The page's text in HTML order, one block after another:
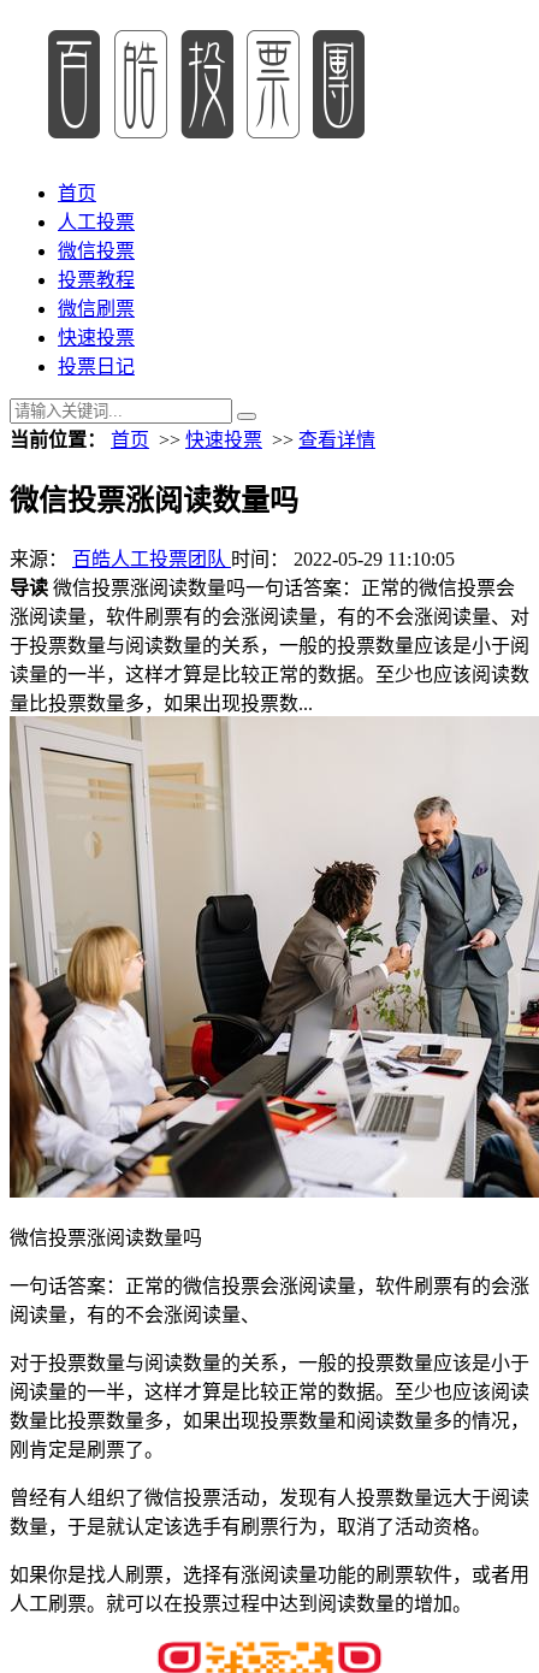
首页
人工投票
微信投票
投票教程
微信刷票
快速投票
投票日记
当前位置： 首页 >> 快速投票 >> 查看详情
微信投票涨阅读数量吗
来源： 百皓人工投票团队 时间： 2022-05-29 11:10:05
导读 微信投票涨阅读数量吗一句话答案：正常的微信投票会
涨阅读量，软件刷票有的会涨阅读量，有的不会涨阅读量、对
于投票数量与阅读数量的关系，一般的投票数量应该是小于阅
读量的一半，这样才算是比较正常的数据。至少也应该阅读数
量比投票数量多，如果出现投票数...
微信投票涨阅读数量吗
一句话答案：正常的微信投票会涨阅读量，软件刷票有的会涨
阅读量，有的不会涨阅读量、
对于投票数量与阅读数量的关系，一般的投票数量应该是小于
阅读量的一半，这样才算是比较正常的数据。至少也应该阅读
数量比投票数量多，如果出现投票数量和阅读数量多的情况，
刚肯定是刷票了。
曾经有人组织了微信投票活动，发现有人投票数量远大于阅读
数量，于是就认定该选手有刷票行为，取消了活动资格。
如果你是找人刷票，选择有涨阅读量功能的刷票软件，或者用
人工刷票。就可以在投票过程中达到阅读数量的增加。